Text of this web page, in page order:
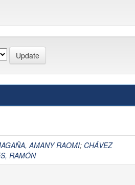
AMANY RAOMI; CHÁVEZ
RAMÓN